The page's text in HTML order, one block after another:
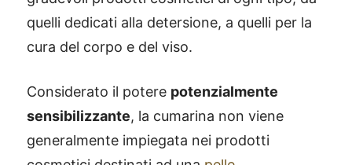
quelli dedicati alla detersione, a quelli per la
cura del corpo e del viso.
Considerato il potere potenzialmente
sensibilizzante, la cumarina non viene
generalmente impiegata nei prodotti